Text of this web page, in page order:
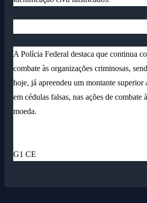
A Polícia Federal destaca que continua
combate às organizações criminosas,
hoje, já apreendeu um montante superior
em cédulas falsas, nas ações de combate
moeda.
G1 CE